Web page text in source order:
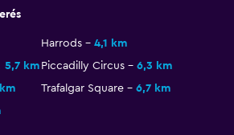
Harrods
4,1 km
5,7 km Piccadilly Circus
6,3 km
Trafalgar Square
6,7 km